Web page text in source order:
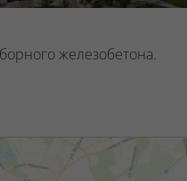
железобетона.